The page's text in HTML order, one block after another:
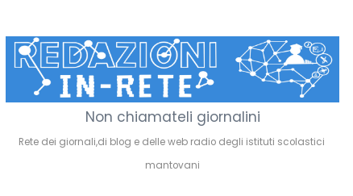
R
e
Non chiamateli giornalini